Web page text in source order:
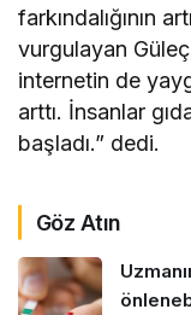
farkındalığının
vurgulayan
internetin de
arttı. İnsanlar
başladı.” dedi.
Göz Atın